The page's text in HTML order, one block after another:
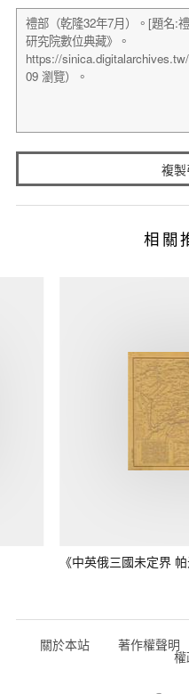
複
相關
《中英俄三國未定界
關於本站 著作權聲明